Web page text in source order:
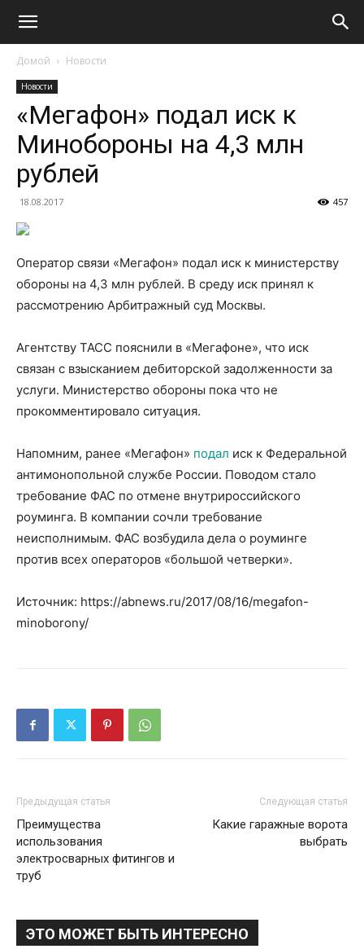
Домой Новости
Новости
«Мегафон» подал иск к
Минобороны на 4,3 млн
рублей
18.08.2017 457
Оператор связи «Мегафон» подал иск к министерству
обороны на 4,3 млн рублей. В среду иск принял к
рассмотрению Арбитражный суд Москвы.
Агентству ТАСС пояснили в «Мегафоне», что иск
связан с взысканием дебиторской задолженности за
услуги. Министерство обороны пока что не
прокомментировало ситуация.
Напомним, ранее «Мегафон» подал иск к Федеральной
антимонопольной службе России. Поводом стало
требование ФАС по отмене внутрироссийского
роуминга. В компании сочли требование
неисполнимым. ФАС возбудила дела о роуминге
против всех операторов «большой четверки».
Источник: https://abnews.ru/2017/08/16/megafon-
minoborony/
Предыдущая статья
Преимущества
использования
электросварных фитингов и
труб
Следующая статья
Какие гаражные ворота
выбрать
ЭТО МОЖЕТ БЫТЬ ИНТЕРЕСНО